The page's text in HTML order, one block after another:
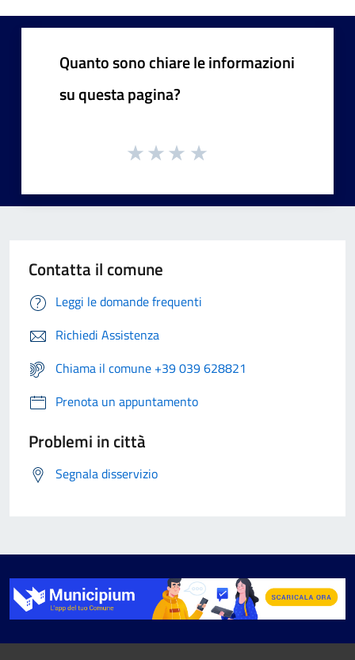
Quanto sono chiare le informazioni
su questa pagina?
Contatta il comune
Leggi le domande frequenti
Richiedi Assistenza
Chiama il comune +39 039 628821
Prenota un appuntamento
Problemi in città
Segnala disservizio